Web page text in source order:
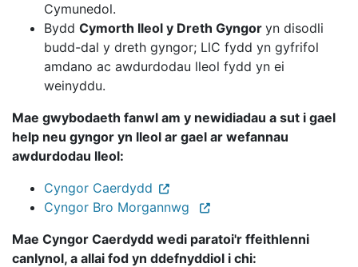
Cymunedol.
Bydd Cymorth lleol y Dreth Gyngor yn disodli
budd-dal y dreth gyngor; LlC fydd yn gyfrifol
amdano ac awdurdodau lleol fydd yn ei
weinyddu.
Mae gwybodaeth fanwl am y newidiadau a sut i gael
help neu gyngor yn lleol ar gael ar wefannau
awdurdodau lleol:
Cyngor Caerdydd
Cyngor Bro Morgannwg
Mae Cyngor Caerdydd wedi paratoi'r ffeithlenni
canlynol, a allai fod yn ddefnyddiol i chi: